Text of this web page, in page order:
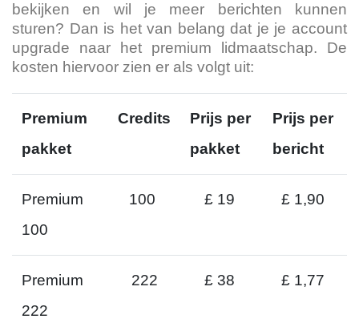
bekijken en wil je meer berichten kunnen
sturen? Dan is het van belang dat je je account
upgrade naar het premium lidmaatschap. De
kosten hiervoor zien er als volgt uit:
Premium
pakket
Credits
Prijs per
pakket
Prijs per
bericht
Premium
100
100 £ 19 £ 1,90
Premium
222
222 £ 38 £ 1,77